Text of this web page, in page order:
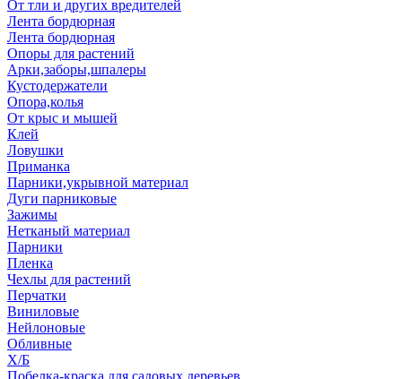
От тли и других вредителей
Лента бордюрная
Лента бордюрная
Опоры для растений
Арки,заборы,шпалеры
Кустодержатели
Опора,колья
От крыс и мышей
Клей
Ловушки
Приманка
Парники,укрывной материал
Дуги парниковые
Зажимы
Нетканый материал
Парники
Пленка
Чехлы для растений
Перчатки
Виниловые
Нейлоновые
Обливные
Х/Б
Побелка-краска для садовых деревьев